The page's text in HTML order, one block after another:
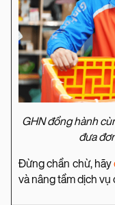
GHN đồng hành
đưa
Đừng chần chừ, hãy
và nâng tầm dịch